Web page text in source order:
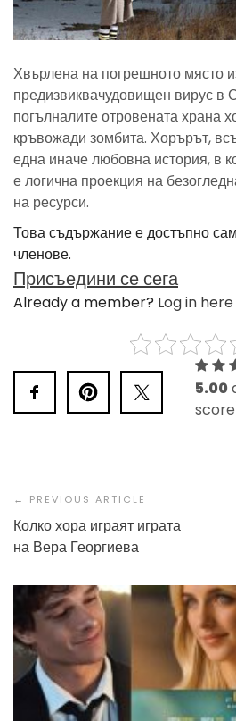
Хвърлена на погрешното място
предизвиквачудовищен вирус в
погълналите отровената храна
кръвожади зомбита. Хорърът,
една иначе любовна история, в
е логична проекция на
на ресурси.
Това съдържание е достъпно
членове.
Присъедини се сега
Already a member? Log in here
5.00
Navigation
Колко хора играят играта
на Вера Георгиева